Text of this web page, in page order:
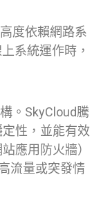
度依賴網路系
系統運作時，
。SkyCloud騰
性，並能有效
應用防火牆）
流量或突發情